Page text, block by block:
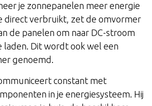
je zonnepanelen meer energie
direct verbruikt, zet de omvormer
de panelen om naar DC-stroom
laden. Dit wordt ook wel een
genoemd.
constant met
in je energiesysteem. Hij